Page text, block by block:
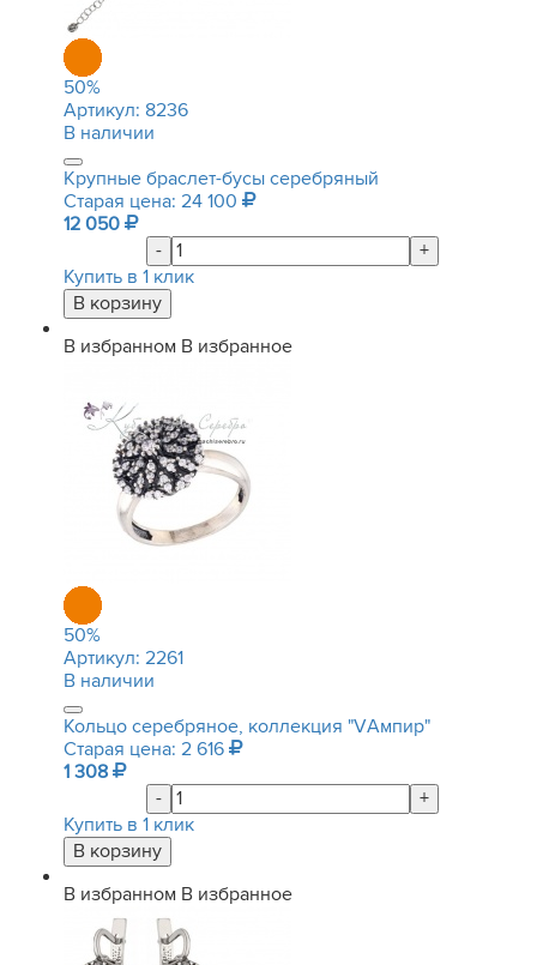
50%
Артикул: 8236
В наличии
Крупные браслет-бусы серебряный
Старая цена: 24 100
12 050
-
+
Купить в 1 клик
В избранном В избранное
50%
Артикул: 2261
В наличии
Кольцо серебряное, коллекция "VАмпир"
Старая цена: 2 616
1 308
-
+
Купить в 1 клик
В избранном В избранное